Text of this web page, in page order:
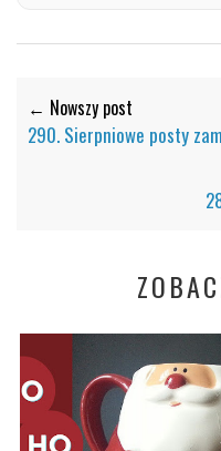
← Nowszy post
290. Sierpniowe posty